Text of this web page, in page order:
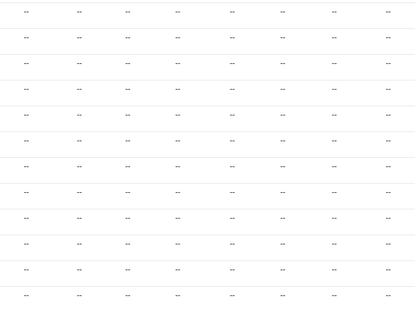
-- -- -- -- -- -- -- --
-- -- -- -- -- -- -- --
-- -- -- -- -- -- -- --
-- -- -- -- -- -- -- --
-- -- -- -- -- -- -- --
-- -- -- -- -- -- -- --
-- -- -- -- -- -- -- --
-- -- -- -- -- -- -- --
-- -- -- -- -- -- -- --
-- -- -- -- -- -- -- --
-- -- -- -- -- -- -- --
-- -- -- -- -- -- -- --